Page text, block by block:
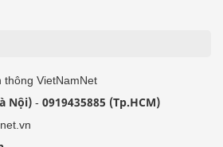
thông VietNamNet
Nội) - 0919435885 (Tp.HCM)